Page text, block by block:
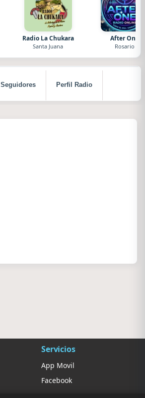
Radio La Chukara
Santa Juana
After One
Rosario
Seguidores Perfil Radio
Servicios
App Movil
Facebook